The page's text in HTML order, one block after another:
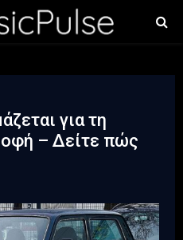
για τη
– Δείτε πώς